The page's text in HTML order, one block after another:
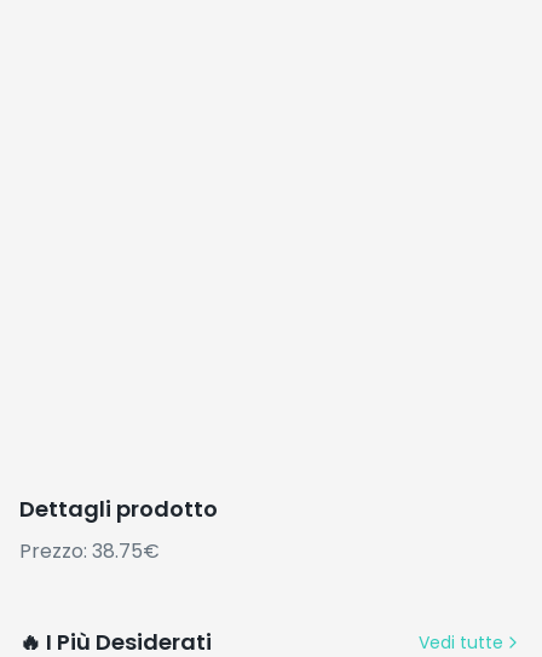
Dettagli prodotto
Prezzo: 38.75€
🔥 I Più Desiderati
Vedi tutte